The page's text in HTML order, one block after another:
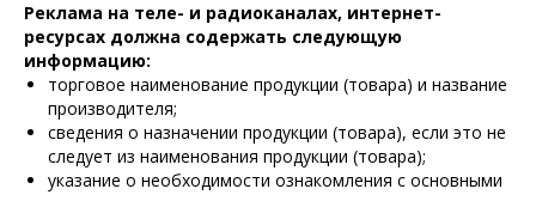
Реклама на теле- и радиоканалах, интернет-
ресурсах должна содержать следующую
информацию:
торговое наименование продукции (товара) и название
производителя;
сведения о назначении продукции (товара), если это не
следует из наименования продукции (товара);
указание о необходимости ознакомления с основными